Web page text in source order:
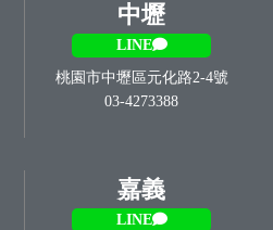
中壢
LINE
桃園市中壢區元化路2-4號
03-4273388
嘉義
LINE